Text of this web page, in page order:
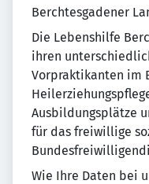
Berchtesgadener
Die Lebenshilfe
ihren
Vorpraktikanten im
Ausbildungsplätze
für das freiwillige
Wie Ihre Daten bei